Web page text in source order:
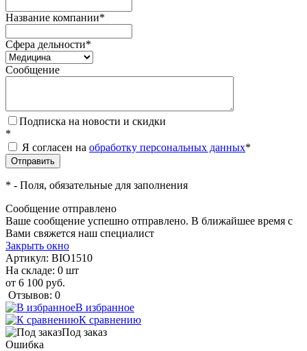
Название компании*
Сфера дельности*
Сообщение
Подписка на новости и скидки
*
Я согласен на обработку персональных данных*
* - Поля, обязательные для заполнения
Сообщение отправлено
Ваше сообщение успешно отправлено. В ближайшее время с
Вами свяжется наш специалист
Закрыть окно
Артикул: BIO1510
На складе: 0 шт
от 6 100 руб.
Отзывов: 0
В избранное
К сравнению
Под заказ
Ошибка